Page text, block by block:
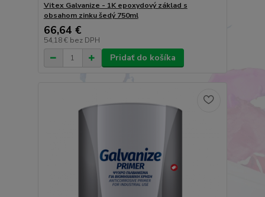
Vitex Galvanize - 1K epoxydový základ s
obsahom zinku šedý 750ml
66,64 €
54,18 € bez DPH
Pridať do košíka